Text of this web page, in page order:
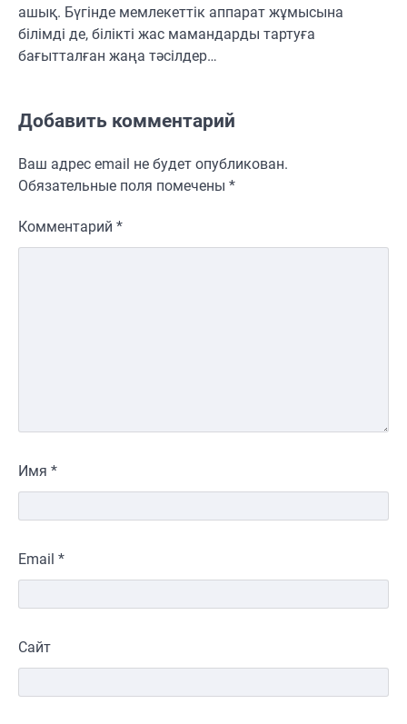
ашық. Бүгінде мемлекеттік аппарат жұмысына
білімді де, білікті жас мамандарды тартуға
бағытталған жаңа тәсілдер…
Добавить комментарий
Ваш адрес email не будет опубликован.
Обязательные поля помечены *
Комментарий *
Имя *
Email *
Сайт